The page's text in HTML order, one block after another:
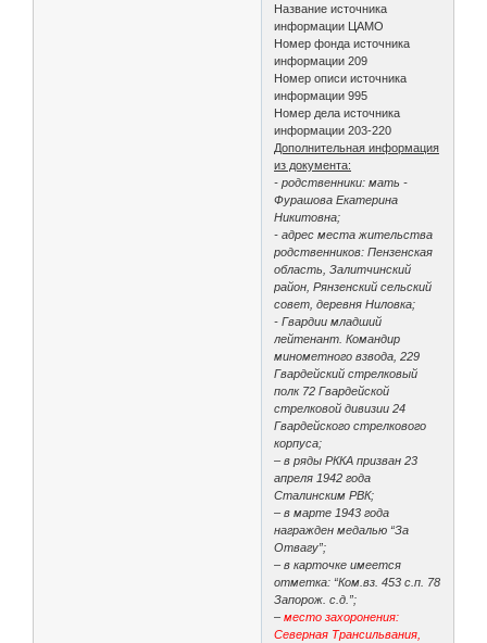
Название источника
информации ЦАМО
Номер фонда источника
информации 209
Номер описи источника
информации 995
Номер дела источника
информации 203-220
Дополнительная информация
из документа:
- родственники: мать -
Фурашова Екатерина
Никитовна;
- адрес места жительства
родственников: Пензенская
область, Залитчинский
район, Рянзенский сельский
совет, деревня Ниловка;
- Гвардии младший
лейтенант. Командир
минометного взвода, 229
Гвардейский стрелковый
полк 72 Гвардейской
стрелковой дивизии 24
Гвардейского стрелкового
корпуса;
– в ряды РККА призван 23
апреля 1942 года
Сталинским РВК;
– в марте 1943 года
награжден медалью “За
Отвагу”;
– в карточке имеется
отметка: “Ком.вз. 453 с.п. 78
Запорож. с.д.”;
– место захоронения:
Северная Трансильвания,